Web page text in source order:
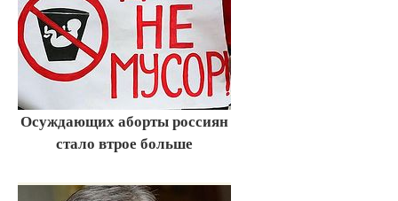
Осуждающих аборты россиян
стало втрое больше